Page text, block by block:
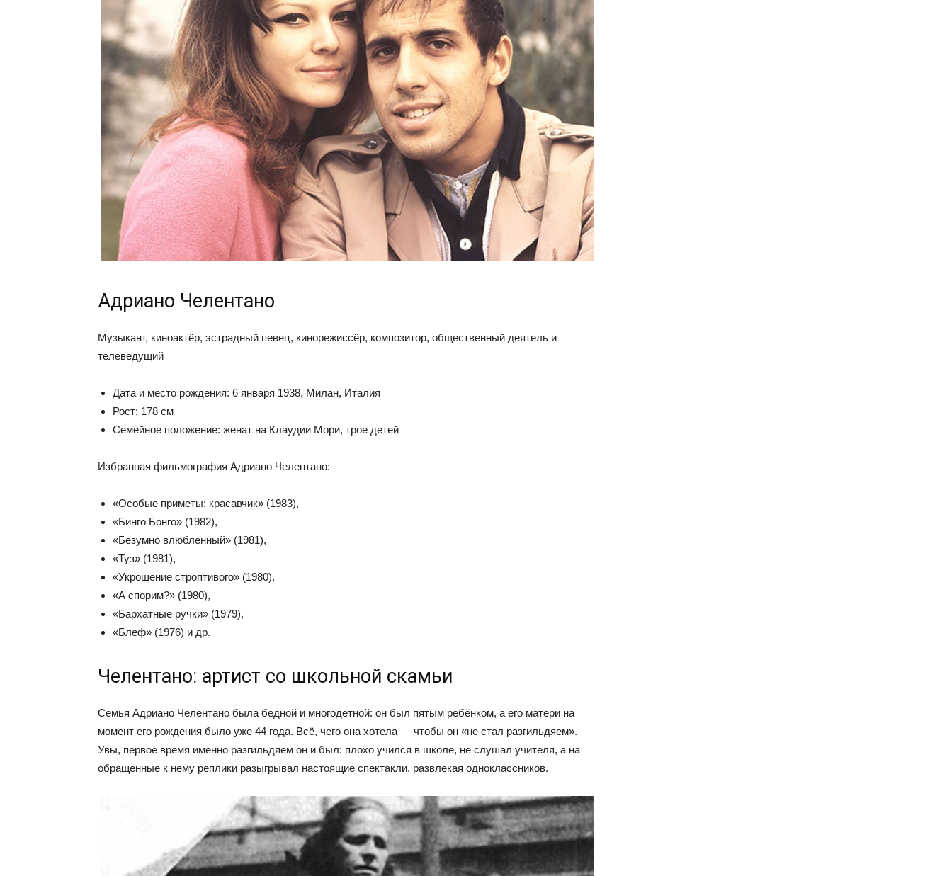
Адриано Челентано
Музыкант, киноактёр, эстрадный певец, кинорежиссёр, композитор, общественный деятель и
телеведущий
Дата и место рождения: 6 января 1938, Милан, Италия
Рост: 178 см
Семейное положение: женат на Клаудии Мори, трое детей
Избранная фильмография Адриано Челентано:
«Особые приметы: красавчик» (1983),
«Бинго Бонго» (1982),
«Безумно влюбленный» (1981),
«Туз» (1981),
«Укрощение строптивого» (1980),
«А спорим?» (1980),
«Бархатные ручки» (1979),
«Блеф» (1976) и др.
Челентано: артист со школьной скамьи
Семья Адриано Челентано была бедной и многодетной: он был пятым ребёнком, а его матери на
момент его рождения было уже 44 года. Всё, чего она хотела — чтобы он «не стал разгильдяем».
Увы, первое время именно разгильдяем он и был: плохо учился в школе, не слушал учителя, а на
обращенные к нему реплики разыгрывал настоящие спектакли, развлекая одноклассников.